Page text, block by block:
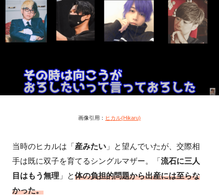
画像引用： ヒカル(Hikaru)
当時のヒカルは「 産みたい 」と望んでいたが、交際相
手は既に双子を育てるシングルマザー。「 流石に三人
目はもう無理 」と体の負担的問題から出産には至らな
かった。